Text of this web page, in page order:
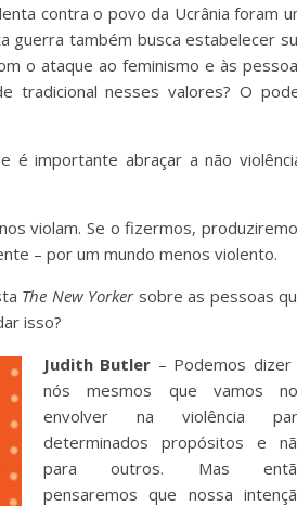
contra o povo da Ucrânia foram
guerra também busca estabelecer
o ataque ao feminismo e às
tradicional nesses valores? O
é importante abraçar a não
violam. Se o fizermos,
– por um mundo menos violento.
The New Yorkersobre as pessoas
isso?
Judith Butler – Podemos dizer
nós mesmos que vamos
envolver na violência
determinados propósitos e
para outros. Mas
pensaremos que nossa